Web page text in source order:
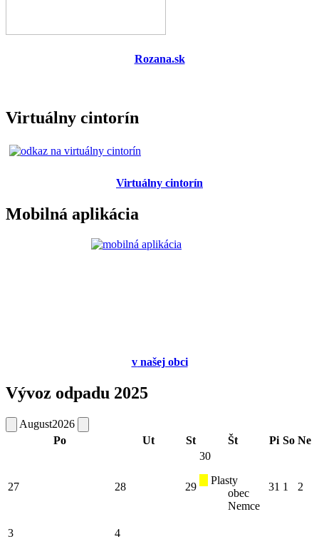
Rozana.sk
Virtuálny cintorín
Virtuálny cintorín
Mobilná aplikácia
vnašej obci
Vývoz odpadu 2025
August2026
Po
Ut St Št Pi So Ne
27 28 29
30
Plasty
obec
Nemce
31 1 2
3
4